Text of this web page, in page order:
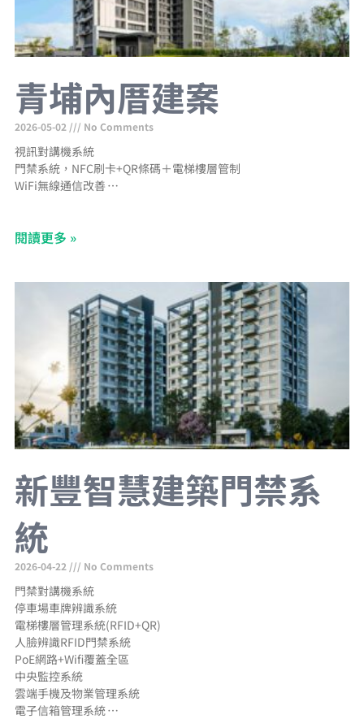
青埔內厝建案
2026-05-02 No Comments
視訊對講機系統
門禁系統，NFC刷卡+QR條碼＋電梯樓層管制
WiFi無線通信改善
CCTV網路型錄影監視系統
停車場管理系統＋汽車車牌辨識＋機車車牌辨識＋車道LED字幕機
閱讀更多 »
新豐智慧建築門禁系
統
2026-04-22 No Comments
門禁對講機系統
停車場車牌辨識系統
電梯樓層管理系統(RFID+QR)
人臉辨識RFID門禁系統
PoE網路+Wifi覆蓋全區
中央監控系統
雲端手機及物業管理系統
電子信箱管理系統